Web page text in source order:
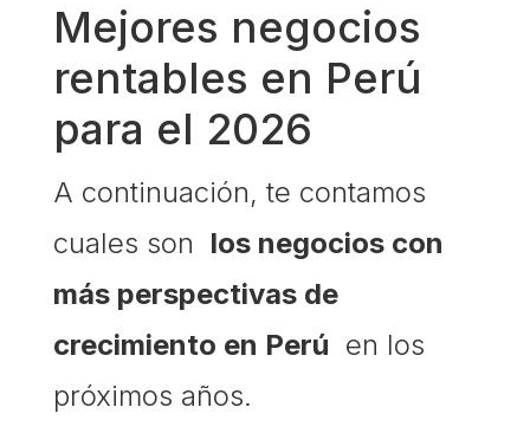
Mejores negocios
rentables en Perú
para el 2026
A continuación, te contamos
cuales son los negocios con
más perspectivas de
crecimiento en Perú en los
próximos años.